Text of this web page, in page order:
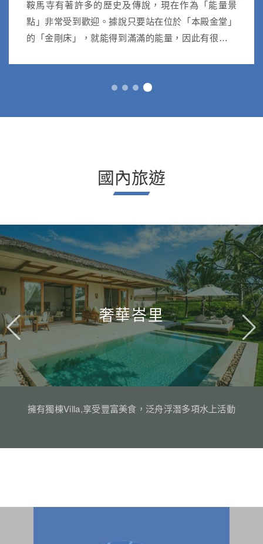
鞍馬寺有著許多的歷史及傳說，現在作為「能量景
點」非常受到歡迎。據說只要站在位於「本殿金堂」
的「金剛床」，就能得到滿滿的能量，因此有很多人
國內旅遊
奢華峇里
擁有獨棟Villa,享受豐富美食，泛舟浮潛多項水上活動